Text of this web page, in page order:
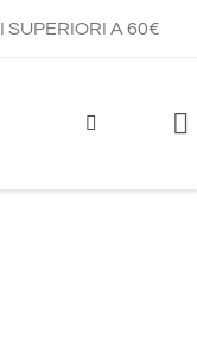
SUPERIORI A 60€